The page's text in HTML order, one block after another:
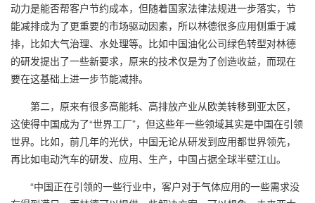
动力是能否帮客户节约成本，但随着国家法律法规进一步落实，节
能减排成为了更重要的市场驱动因素，所以林德很多应用侧重于减
排，比如大气治理、水处理等。比如中国油化公司绿色转型对林德
的研发提出了一些新要求，原来的技术仅是为了创造收益，而现在
要在这基础上进一步节能减排。
第二，原来有很多高能耗、高排放产业从欧美转移到亚太区，
这使得中国成为了“世界工厂”，但这些年一些领域其实是中国在引领
世界。比如，前几年的光伏，中国无论从研发到应用都世界领先，
再比如电动汽车的研发、应用、生产，中国占据全球半壁江山。
“中国正在引领的一些行业中，客户对于气体应用的一些需求没